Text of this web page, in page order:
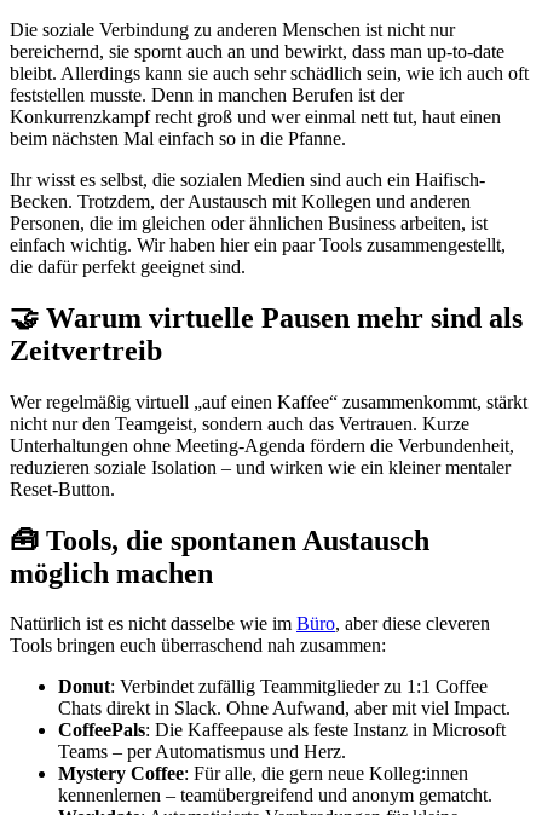
Die soziale Verbindung zu anderen Menschen ist nicht nur
bereichernd, sie spornt auch an und bewirkt, dass man up-to-date
bleibt. Allerdings kann sie auch sehr schädlich sein, wie ich auch oft
feststellen musste. Denn in manchen Berufen ist der
Konkurrenzkampf recht groß und wer einmal nett tut, haut einen
beim nächsten Mal einfach so in die Pfanne.
Ihr wisst es selbst, die sozialen Medien sind auch ein Haifisch-
Becken. Trotzdem, der Austausch mit Kollegen und anderen
Personen, die im gleichen oder ähnlichen Business arbeiten, ist
einfach wichtig. Wir haben hier ein paar Tools zusammengestellt,
die dafür perfekt geeignet sind.
🤝 Warum virtuelle Pausen mehr sind als
Zeitvertreib
Wer regelmäßig virtuell „auf einen Kaffee“ zusammenkommt, stärkt
nicht nur den Teamgeist, sondern auch das Vertrauen. Kurze
Unterhaltungen ohne Meeting-Agenda fördern die Verbundenheit,
reduzieren soziale Isolation – und wirken wie ein kleiner mentaler
Reset-Button.
🧰 Tools, die spontanen Austausch
möglich machen
Natürlich ist es nicht dasselbe wie im Büro, aber diese cleveren
Tools bringen euch überraschend nah zusammen:
Donut: Verbindet zufällig Teammitglieder zu 1:1 Coffee
Chats direkt in Slack. Ohne Aufwand, aber mit viel Impact.
CoffeePals: Die Kaffeepause als feste Instanz in Microsoft
Teams – per Automatismus und Herz.
Mystery Coffee: Für alle, die gern neue Kolleg:innen
kennenlernen – teamübergreifend und anonym gematcht.